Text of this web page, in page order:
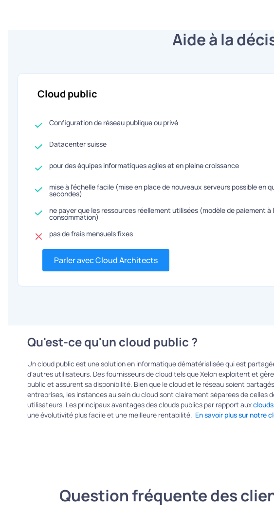
Aide à la
Cloud public
Configuration de réseau publique ou privé
Datacenter suisse
pour des équipes informatiques agiles et en pleine croissance
mise à l'échelle facile (mise en place de nouveaux serveurs possible en
secondes)
ne payer que les ressources réellement utilisées (modèle de paiement à
consommation)
pas de frais mensuels fixes
Parler avec Cloud Architects
Qu'est-ce qu'un cloud public ?
Un cloud public est une solution en informatique dématérialisée qui est
d'autres utilisateurs. Des fournisseurs de cloud tels que Xelon exploitent et
public et assurent sa disponibilité. Bien que le cloud et le réseau soient
entreprises, les instances au sein du cloud sont clairement séparées de celles
utilisateurs. Les principaux avantages des clouds publics par rapport aux
une évolutivité plus facile et une meilleure rentabilité. En savoir plus sur notre
Question fréquente des